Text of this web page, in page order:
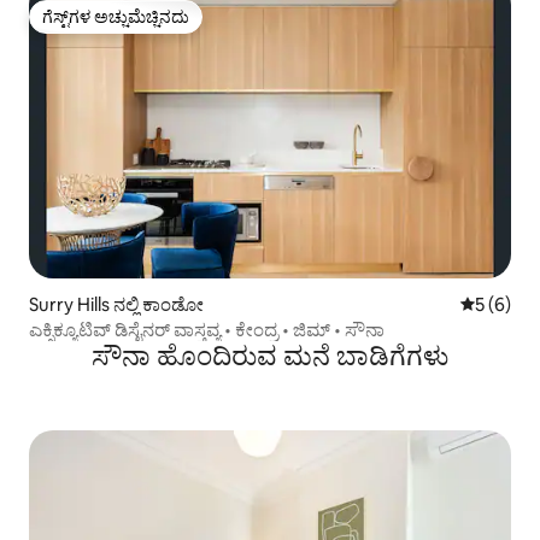
ಗೆಸ್ಟ್‌ಗಳ ಅಚ್ಚುಮೆಚ್ಚಿನದು
ಗೆಸ್ಟ್‌ಗಳ ಅಚ್ಚುಮೆಚ್ಚಿನದು
Surry Hills ನಲ್ಲಿ ಕಾಂಡೋ 5 ರಲ್ಲಿ 5
5 (6)
ಎಕ್ಸಿಕ್ಯೂಟಿವ್ ಡಿಸೈನರ್ ವಾಸ್ತವ್ಯ • ಕೇಂದ್ರ • ಜಿಮ್ • ಸೌನಾ
ಸೌನಾ ಹೊಂದಿರುವ ಮನೆ ಬಾಡಿಗೆಗಳು